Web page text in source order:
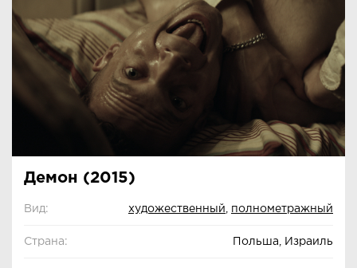
Демон (2015)
Вид: художественный полнометражный
Страна: Польша, Израиль